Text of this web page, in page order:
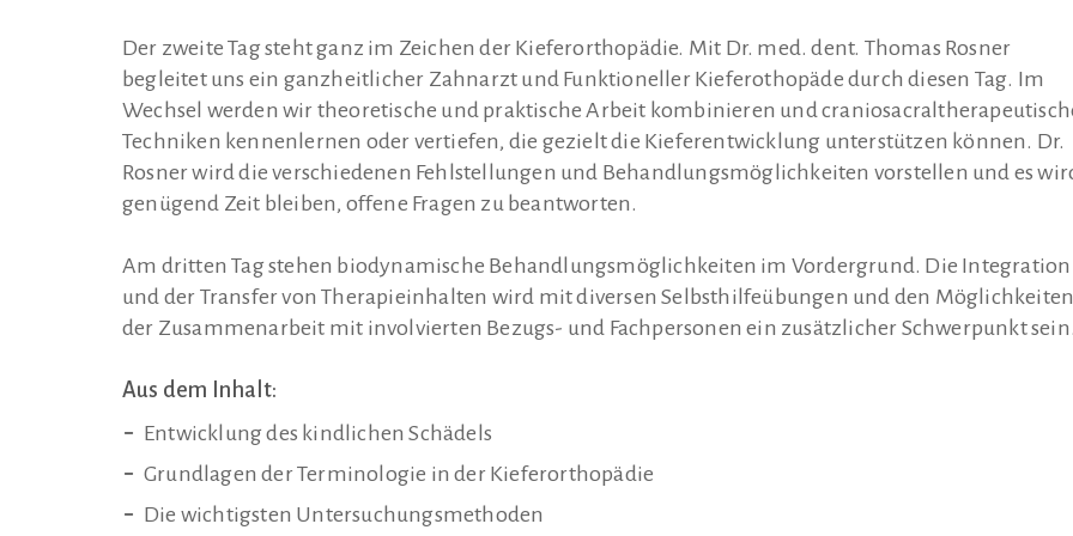
Der zweite Tag steht ganz im Zeichen der Kieferorthopädie. Mit Dr. med. dent. Thomas Rosner
begleitet uns ein ganzheitlicher Zahnarzt und Funktioneller Kieferothopäde durch diesen Tag. Im
Wechsel werden wir theoretische und praktische Arbeit kombinieren und
Techniken kennenlernen oder vertiefen, die gezielt die Kieferentwicklung unterstützen können. Dr.
Rosner wird die verschiedenen Fehlstellungen und Behandlungsmöglichkeiten vorstellen und es
genügend Zeit bleiben, offene Fragen zu beantworten.
Am dritten Tag stehen biodynamische Behandlungsmöglichkeiten im Vordergrund. Die Integration
und der Transfer von Therapieinhalten wird mit diversen Selbsthilfeübungen und den Möglichkeiten
der Zusammenarbeit mit involvierten Bezugs- und Fachpersonen ein zusätzlicher Schwerpunkt sein.
Aus dem Inhalt:
Entwicklung des kindlichen Schädels
Grundlagen der Terminologie in der Kieferorthopädie
Die wichtigsten Untersuchungsmethoden